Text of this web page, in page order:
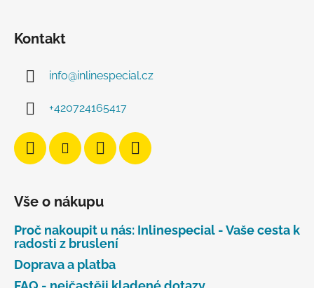
Kontakt
info@inlinespecial.cz
+420724165417
Vše o nákupu
Proč nakoupit u nás: Inlinespecial - Vaše cesta k
radosti z bruslení
Doprava a platba